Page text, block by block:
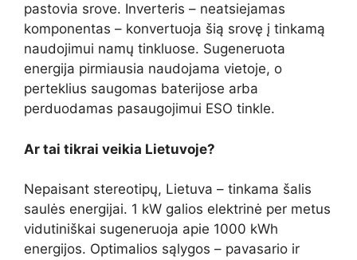
pastovia srove. Inverteris – neatsiejamas
komponentas – konvertuoja šią srovę į tinkamą
naudojimui namų tinkluose. Sugeneruota
energija pirmiausia naudojama vietoje, o
perteklius saugomas baterijose arba
perduodamas pasaugojimui ESO tinkle.
Ar tai tikrai veikia Lietuvoje?
Nepaisant stereotipų, Lietuva – tinkama šalis
saulės energijai. 1 kW galios elektrinė per metus
vidutiniškai sugeneruoja apie 1000 kWh
energijos. Optimalios sąlygos – pavasario ir